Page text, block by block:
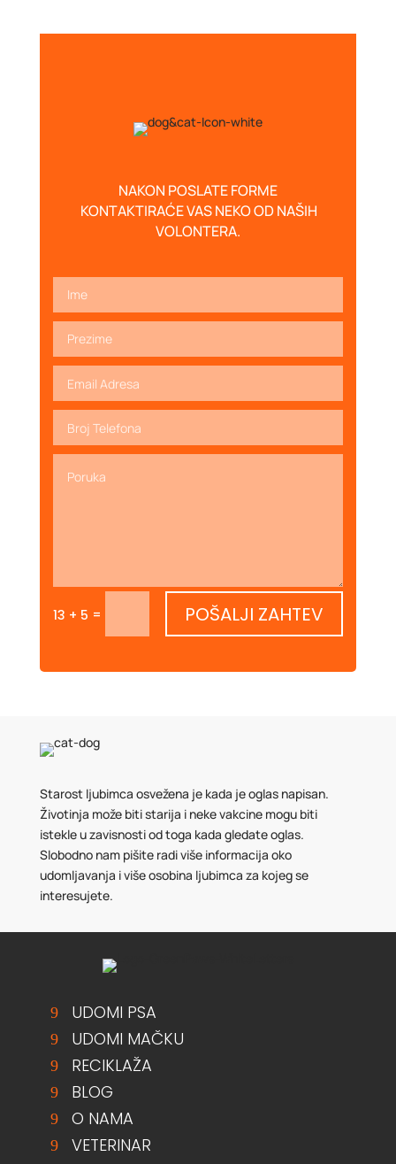
NAKON POSLATE FORME
KONTAKTIRAĆE VAS NEKO OD NAŠIH
VOLONTERA.
13 + 5 = POŠALJI ZAHTEV
Starost ljubimca osvežena je kada je oglas napisan.
Životinja može biti starija i neke vakcine mogu biti
istekle u zavisnosti od toga kada gledate oglas.
Slobodno nam pišite radi više informacija oko
udomljavanja i više osobina ljubimca za kojeg se
interesujete.
UDOMI PSA
UDOMI MAČKU
RECIKLAŽA
BLOG
O NAMA
VETERINAR